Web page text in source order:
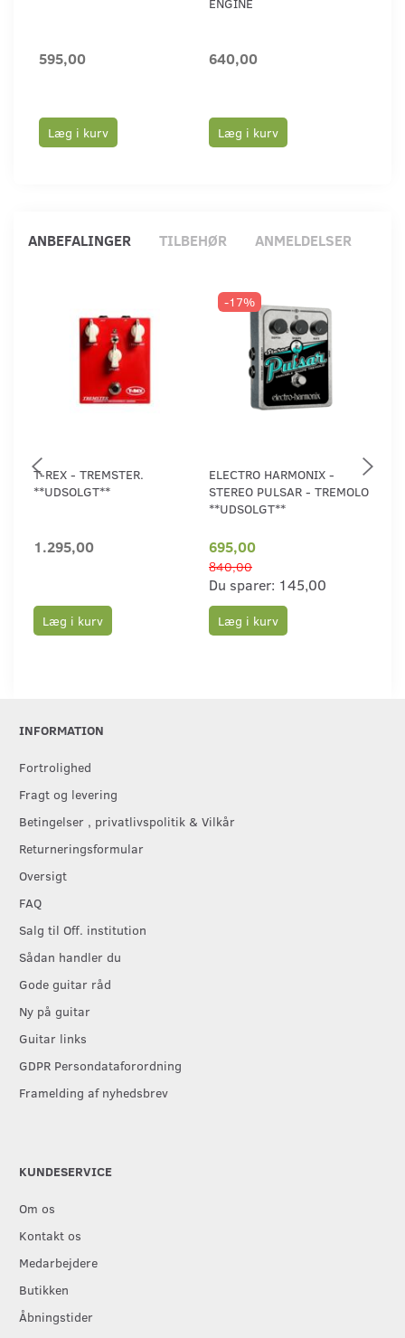
595,00
Læg i kurv
640,00
Læg i kurv
ANBEFALINGER TILBEHØR ANMELDELSER
T-REX - TREMSTER.
**UDSOLGT**
1.295,00
Læg i kurv
-17%
ELECTRO HARMONIX -
STEREO PULSAR - TREMOLO
**UDSOLGT**
695,00
840,00
Du sparer: 145,00
Læg i kurv
INFORMATION
Fortrolighed
Fragt og levering
Betingelser , privatlivspolitik & Vilkår
Returneringsformular
Oversigt
FAQ
Salg til Off. institution
Sådan handler du
Gode guitar råd
Ny på guitar
Guitar links
GDPR Persondataforordning
Framelding af nyhedsbrev
KUNDESERVICE
Om os
Kontakt os
Medarbejdere
Butikken
Åbningstider